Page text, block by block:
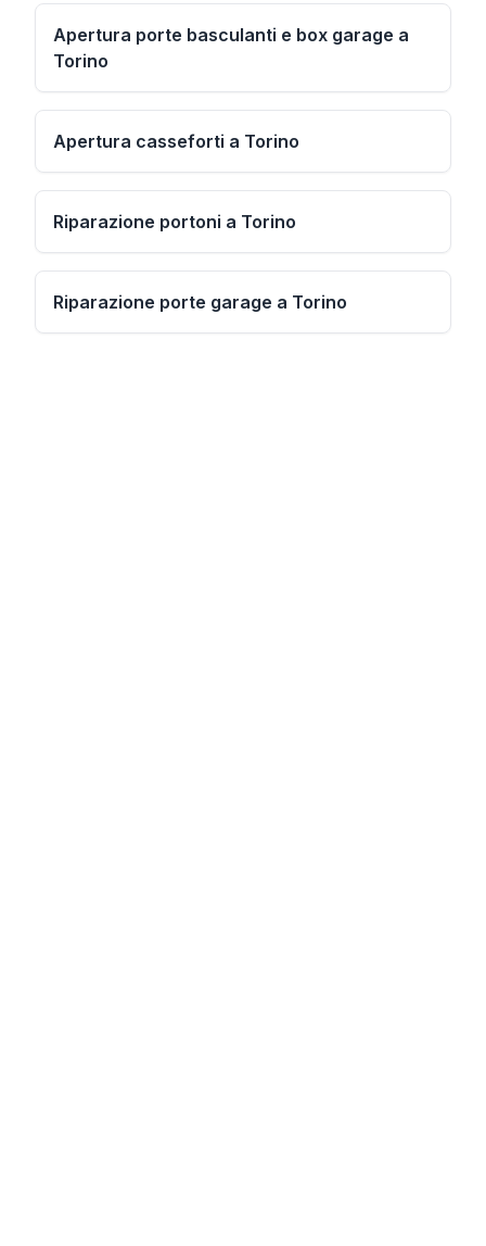
Apertura porte basculanti e box garage a
Torino
Apertura casseforti a Torino
Riparazione portoni a Torino
Riparazione porte garage a Torino